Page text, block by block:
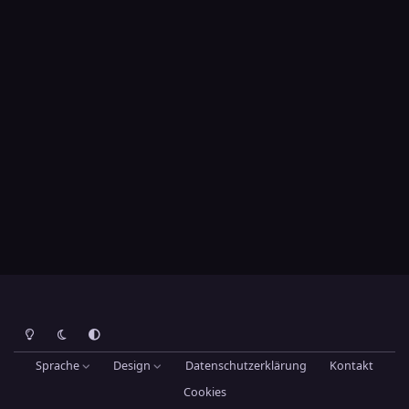
Heller ModusDunkler ModusSystemeinstellung
Sprache Design Datenschutzerklärung
Kontakt
Cookies